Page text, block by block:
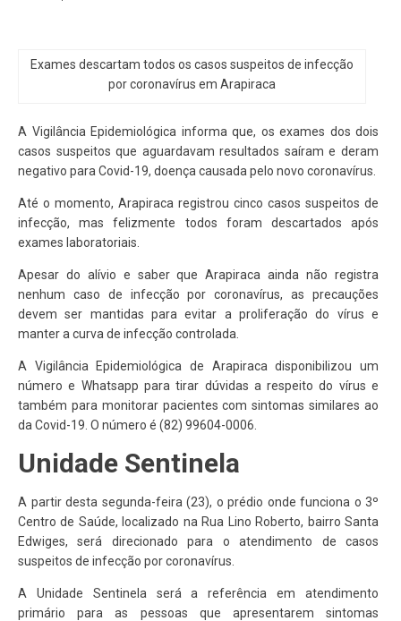
Exames descartam todos os casos suspeitos de infecção
por coronavírus em Arapiraca
A Vigilância Epidemiológica informa que, os exames dos dois
casos suspeitos que aguardavam resultados saíram e deram
negativo para Covid-19, doença causada pelo novo coronavírus.
Até o momento, Arapiraca registrou cinco casos suspeitos de
infecção, mas felizmente todos foram descartados após
exames laboratoriais.
Apesar do alívio e saber que Arapiraca ainda não registra
nenhum caso de infecção por coronavírus, as precauções
devem ser mantidas para evitar a proliferação do vírus e
manter a curva de infecção controlada.
A Vigilância Epidemiológica de Arapiraca disponibilizou um
número e Whatsapp para tirar dúvidas a respeito do vírus e
também para monitorar pacientes com sintomas similares ao
da Covid-19. O número é (82) 99604-0006.
Unidade Sentinela
A partir desta segunda-feira (23), o prédio onde funciona o 3º
Centro de Saúde, localizado na Rua Lino Roberto, bairro Santa
Edwiges, será direcionado para o atendimento de casos
suspeitos de infecção por coronavírus.
A Unidade Sentinela será a referência em atendimento
primário para as pessoas que apresentarem sintomas